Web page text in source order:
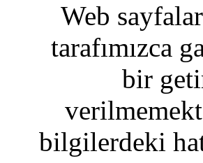
Web
tarafımızca
bir
bilgilerdeki